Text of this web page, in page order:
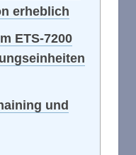
erheblich
ETS-7200
und